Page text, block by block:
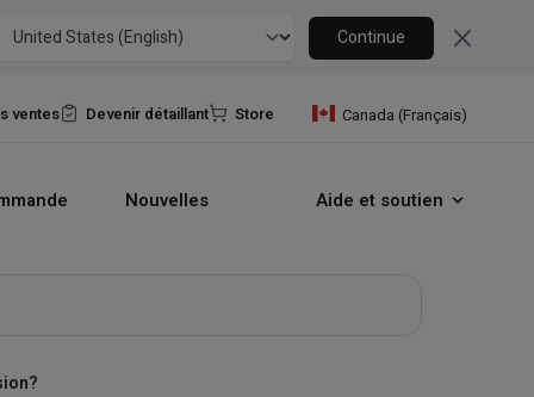
Continue Close
ventes Devenir détaillant Store Canada (Français)
Nouvelles Aide et soutien